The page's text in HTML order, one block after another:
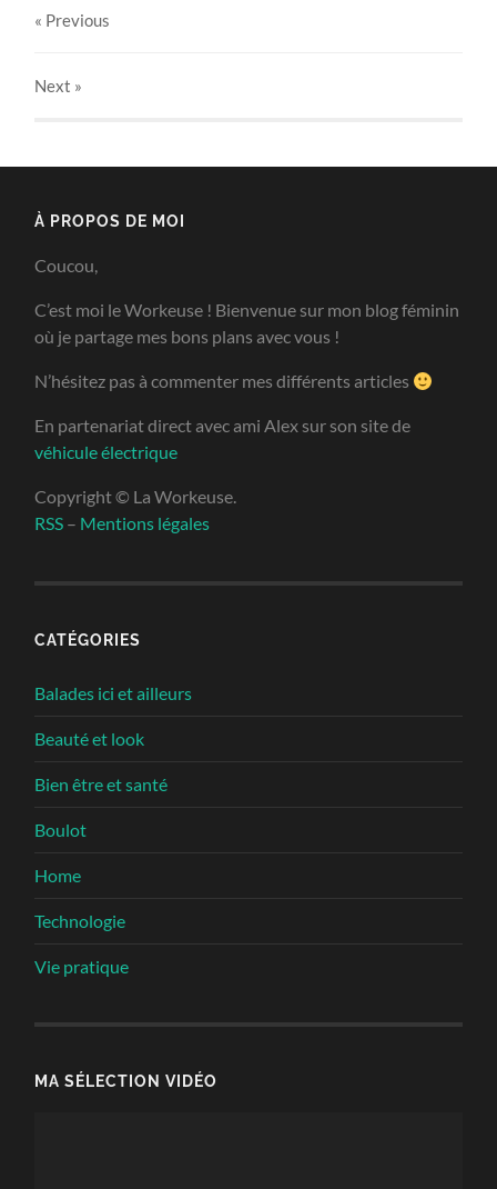
« Previous
Next »
À PROPOS DE MOI
Coucou,
C’est moi le Workeuse ! Bienvenue sur mon blog féminin
où je partage mes bons plans avec vous !
N’hésitez pas à commenter mes différents articles
En partenariat direct avec ami Alex sur son site de
véhicule électrique
Copyright © La Workeuse.
RSS – Mentions légales
CATÉGORIES
Balades ici et ailleurs
Beauté et look
Bien être et santé
Boulot
Home
Technologie
Vie pratique
MA SÉLECTION VIDÉO